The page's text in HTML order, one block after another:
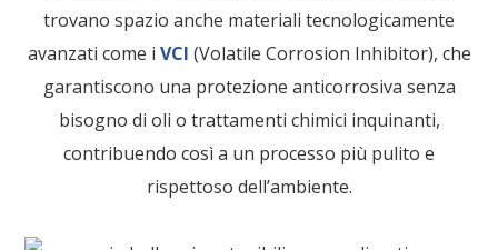
trovano spazio anche materiali tecnologicamente
avanzati come i VCI (Volatile Corrosion Inhibitor), che
garantiscono una protezione anticorrosiva senza
bisogno di oli o trattamenti chimici inquinanti,
contribuendo così a un processo più pulito e
rispettoso dell’ambiente.